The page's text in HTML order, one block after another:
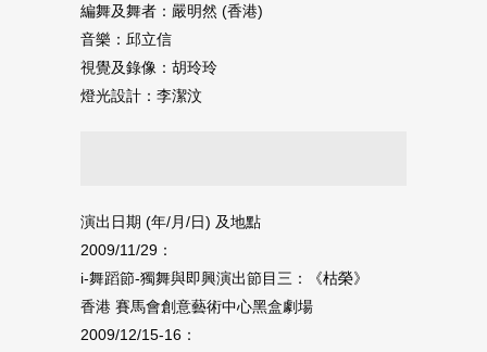
編舞及舞者：嚴明然 (香港)
音樂：邱立信
視覺及錄像：胡玲玲
燈光設計：李潔汶
演出日期 ‭(‬年‭/‬月‭/‬日‭) ‬及地點
2009/11/29：
i-舞蹈節-獨舞與即興演出節目三：《枯榮》
香港 賽馬會創意藝術中心黑盒劇場
2009/12/15-16：